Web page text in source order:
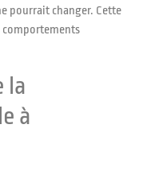
pourrait changer. Cette
comportements
la
à